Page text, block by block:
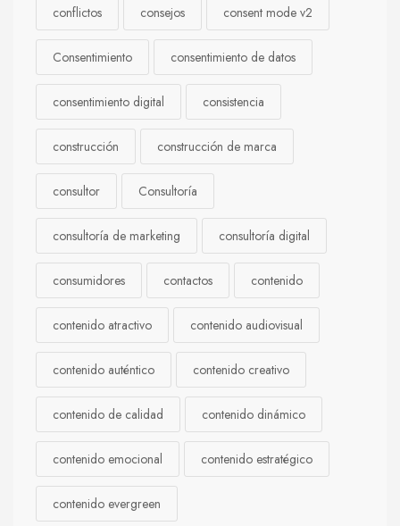
conflictos consejos consent mode v2
Consentimiento consentimiento de datos
consentimiento digital consistencia
construcción construcción de marca
consultor Consultoría
consultoría de marketing consultoría digital
consumidores contactos contenido
contenido atractivo contenido audiovisual
contenido auténtico contenido creativo
contenido de calidad contenido dinámico
contenido emocional contenido estratégico
contenido evergreen